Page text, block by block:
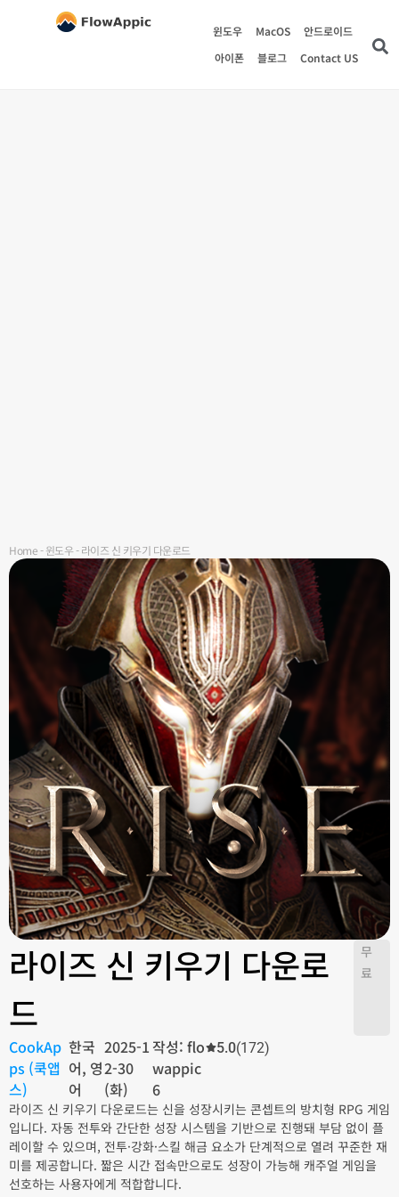
윈도우 MacOS
안드로이드
아이폰
블로그 Contact US
Home-윈도우-라이즈 신 키우기 다운로드
라이즈 신 키우기 다운로
드
무
료
CookAp
ps (쿡앱
스)
한국
어, 영
어
2025-1
2-30
(화)
작성: flo
wappic
6
5.0(172)
라이즈 신 키우기 다운로드는 신을 성장시키는 콘셉트의 방치형 RPG 게임
입니다. 자동 전투와 간단한 성장 시스템을 기반으로 진행돼 부담 없이 플
레이할 수 있으며, 전투·강화·스킬 해금 요소가 단계적으로 열려 꾸준한 재
미를 제공합니다. 짧은 시간 접속만으로도 성장이 가능해 캐주얼 게임을
선호하는 사용자에게 적합합니다.